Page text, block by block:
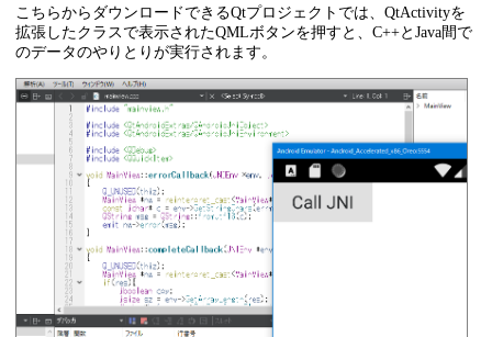
こちらからダウンロードできるQtプロジェクトでは、QtActivityを
拡張したクラスで表示されたQMLボタンを押すと、C++とJava間で
のデータのやりとりが実行されます。